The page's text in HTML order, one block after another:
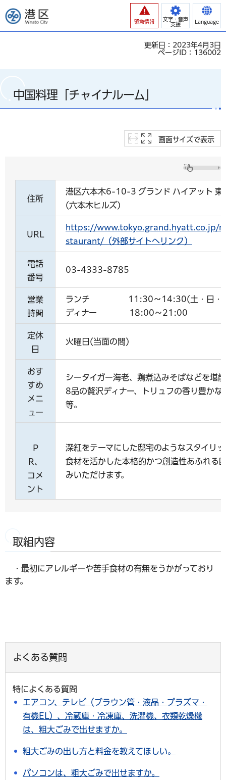
港区
緊急情報
文字・音声
支援
Language
更新日：2023年4月3日
ページID：136002
中国料理「チャイナルーム」
画面サイズで表示
住所
港区六本木6-10-3 グランド ハイアット 東
(六本木ヒルズ)
URL
https://www.tokyo.grand.hyatt.co.jp/
staurant/（外部サイトへリンク）
電話
番号
03-4333-8785
営業
時間
ランチ 11:30～14:30(土・日・祝
ディナー 18:00～21:00
定休
日
火曜日(当面の間)
おす
すめ
メニ
ュー
シータイガー海老、鶏煮込みそばなどを堪
8品の贅沢ディナー、トリュフの香り豊か
等。
P
R、
コメ
ント
深紅をテーマにした邸宅のようなスタイリ
食材を活かした本格的かつ創造性あふれる
みいただけます。
取組内容
・最初にアレルギーや苦手食材の有無をうかがっており
ます。
よくある質問
特によくある質問
エアコン、テレビ（ブラウン管・液晶・プラズマ・
有機EL）、冷蔵庫・冷凍庫、洗濯機、衣類乾燥機
は、粗大ごみで出せますか。
粗大ごみの出し方と料金を教えてほしい。
パソコンは、粗大ごみで出せますか。